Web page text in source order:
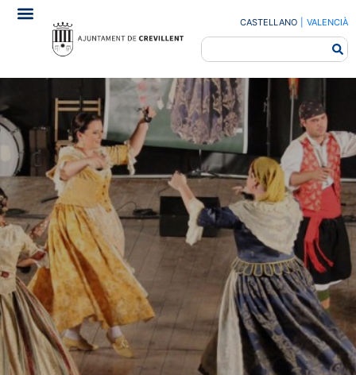
CASTELLANO VALENCIÀ